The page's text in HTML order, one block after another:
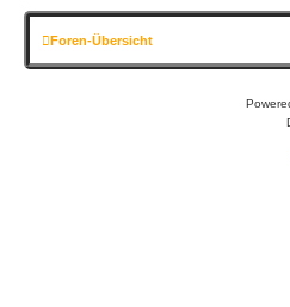
Foren-Übersicht